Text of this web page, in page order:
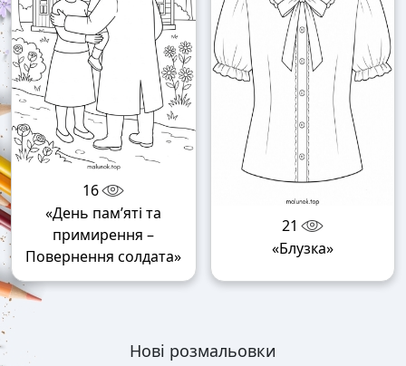
16
«День пам’яті та
примирення –
Повернення солдата»
21
«Блузка»
Нові розмальовки